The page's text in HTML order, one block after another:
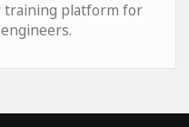
training platform for